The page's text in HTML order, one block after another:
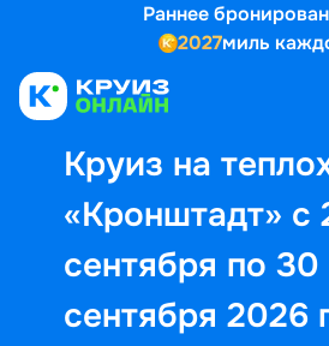
Раннее
2027миль
Круиз на
«Кронштадт» с
сентября по 30
сентября 2026
Выбор кают